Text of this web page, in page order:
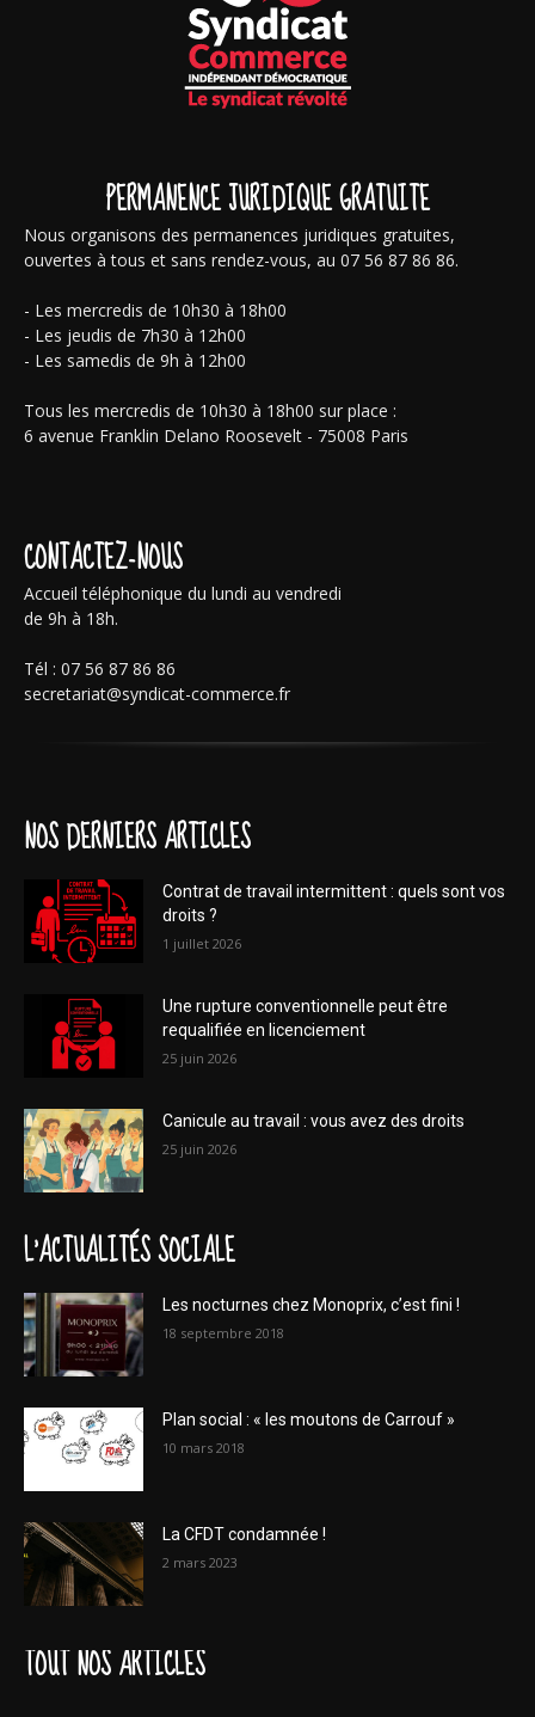
PERMANENCE JURIDIQUE GRATUITE
Nous organisons des permanences juridiques gratuites,
ouvertes à tous et sans rendez-vous, au 07 56 87 86 86.
- Les mercredis de 10h30 à 18h00
- Les jeudis de 7h30 à 12h00
- Les samedis de 9h à 12h00
Tous les mercredis de 10h30 à 18h00 sur place :
6 avenue Franklin Delano Roosevelt - 75008 Paris
CONTACTEZ-NOUS
Accueil téléphonique du lundi au vendredi
de 9h à 18h.
Tél : 07 56 87 86 86
secretariat@syndicat-commerce.fr
NOS DERNIERS ARTICLES
Contrat de travail intermittent : quels sont vos
droits ?
1 juillet 2026
Une rupture conventionnelle peut être
requalifiée en licenciement
25 juin 2026
Canicule au travail : vous avez des droits
25 juin 2026
L'ACTUALITÉS SOCIALE
Les nocturnes chez Monoprix, c’est fini !
18 septembre 2018
Plan social : « les moutons de Carrouf »
10 mars 2018
La CFDT condamnée !
2 mars 2023
TOUT NOS ARTICLES